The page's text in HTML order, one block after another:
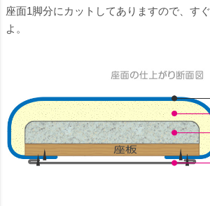
座面1脚分にカットしてありますので、す
よ。